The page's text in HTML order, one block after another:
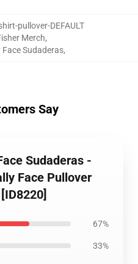
pullover-DEFAULT
Merch,
Face Sudaderas,
Say
Sudaderas -
Face Pullover
67%
33%